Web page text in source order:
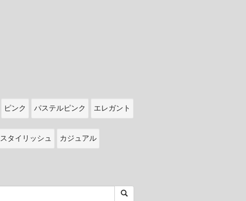
ピンク パステルピンク エレガント
スタイリッシュ カジュアル